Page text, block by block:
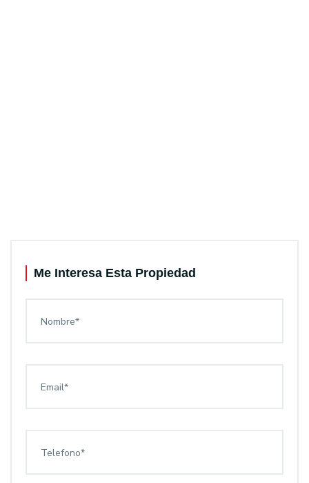
Me Interesa Esta Propiedad